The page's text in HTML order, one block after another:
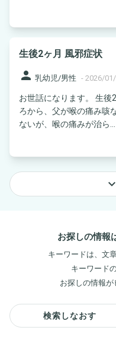
生後2ヶ月 風邪症状
person 乳幼児/男性 - 2026/
お世話になります。 生後2ヶ
ろから、父が喉の痛み咳
ないが、喉の痛みが治ら...
keyboard_arrow_down
お探しの情報
キーワードは、文
キーワード
お探しの情報
検索しなおす